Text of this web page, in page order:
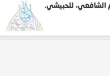
الشافعي، للحبيشي.